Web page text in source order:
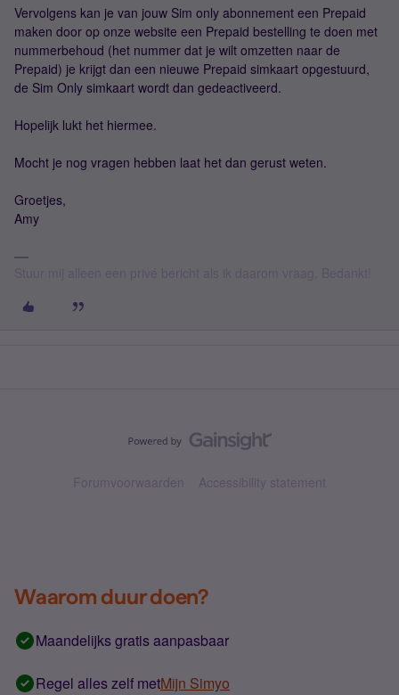
Vervolgens kan je van jouw Sim only abonnement een Prepaid
maken door op onze website een Prepaid bestelling te doen met
nummerbehoud (het nummer dat je wilt omzetten naar de
Prepaid) je krijgt dan een nieuwe Prepaid simkaart opgestuurd,
de Sim Only simkaart wordt dan gedeactiveerd.
Hopelijk lukt het hiermee.
Mocht je nog vragen hebben laat het dan gerust weten.
Groetjes,
Amy
Forumvoorwaarden Accessibility statement
Waarom duur doen?
Maandelijks gratis aanpasbaar
Regel alles zelf metMijn Simyo